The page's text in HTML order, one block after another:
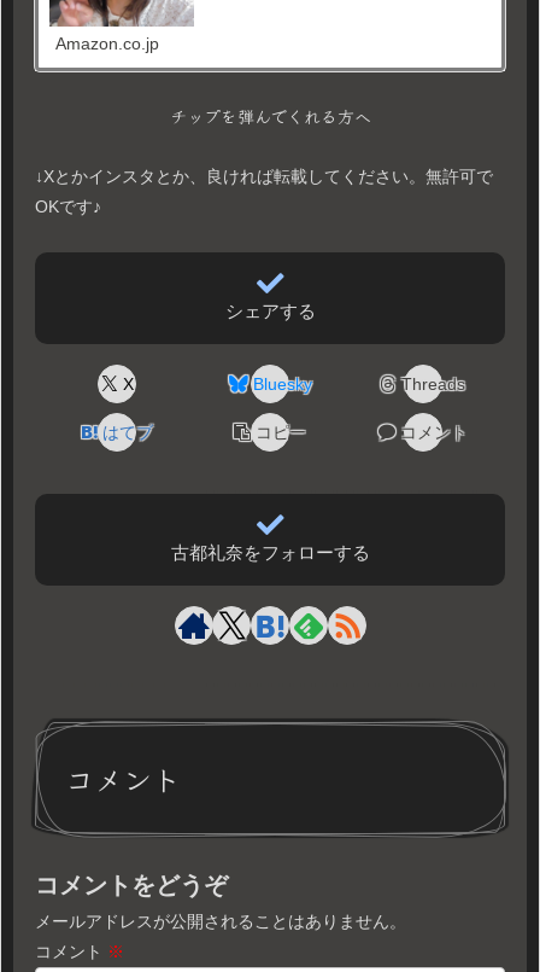
Amazon.co.jp
チップを弾んでくれる方へ
↓Xとかインスタとか、良ければ転載してください。無許可で
OKです♪
シェアする
X Bluesky Threads
はてブ コピー コメント
古都礼奈をフォローする
コメント
コメントをどうぞ
メールアドレスが公開されることはありません。
コメント ※